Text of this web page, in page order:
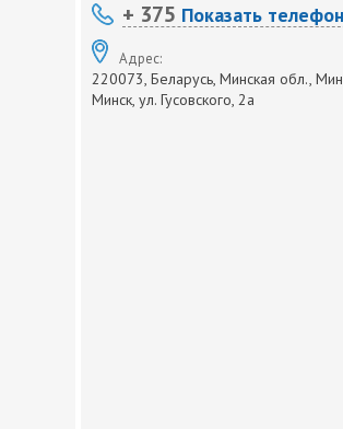
+ 375 Показать
Адрес:
220073, Беларусь, Минская обл.,
Минск, ул. Гусовского, 2а